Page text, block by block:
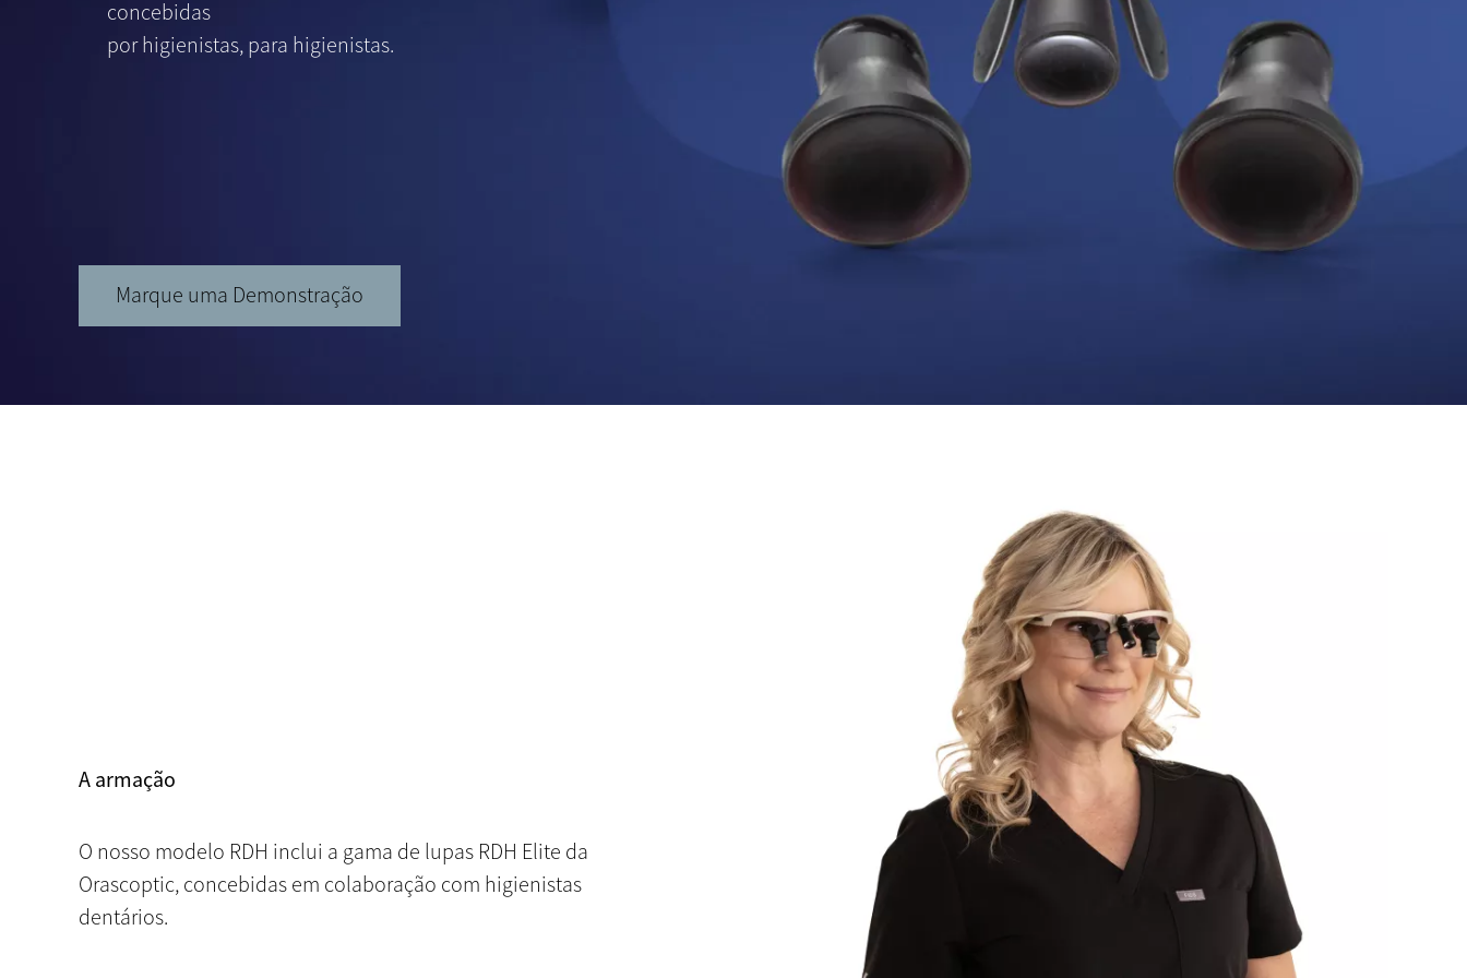
concebidas
por higienistas, para higienistas.
Marque uma Demonstração
A armação
O nosso modelo RDH inclui a gama de lupas RDH Elite da
Orascoptic, concebidas em colaboração com higienistas
dentários.